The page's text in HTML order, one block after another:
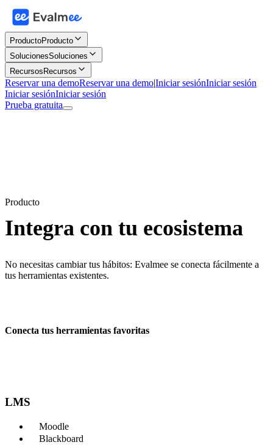
ProductoProducto
SolucionesSoluciones
Recursos Recursos
Reservar una demoReservar una demo|Iniciar sesiónIniciar sesión
Iniciar sesiónIniciar sesión
Prueba gratuita
Producto
Integra con tu ecosistema
No necesitas cambiar tus hábitos: Evalmee se conecta fácilmente a
tus herramientas existentes.
Conecta tus herramientas favoritas
LMS
Moodle
Blackboard